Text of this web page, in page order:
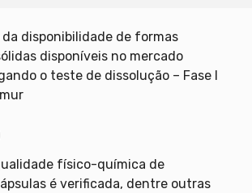
disponibilidade de formas
disponíveis no mercado
o teste de dissolução – Fase I
físico-química de
é verificada, dentre outras